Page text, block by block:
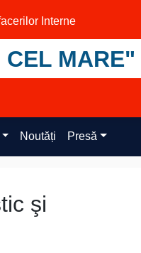
Interne
MARE"
Noutăți Presă
şi